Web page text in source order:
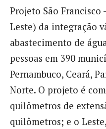
Projeto São Francisco
Leste) da integração
abastecimento de
pessoas em 390
Pernambuco, Ceará,
Norte. O projeto é
quilômetros de
quilômetros; e o